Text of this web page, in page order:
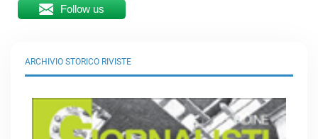
Follow us
ARCHIVIO STORICO RIVISTE